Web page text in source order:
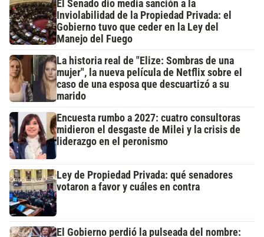
El Senado dio media sanción a la
Inviolabilidad de la Propiedad Privada: el
Gobierno tuvo que ceder en la Ley del
Manejo del Fuego
La historia real de "Elize: Sombras de una
mujer", la nueva película de Netflix sobre el
caso de una esposa que descuartizó a su
marido
Encuesta rumbo a 2027: cuatro consultoras
midieron el desgaste de Milei y la crisis de
liderazgo en el peronismo
Ley de Propiedad Privada: qué senadores
votaron a favor y cuáles en contra
El Gobierno perdió la pulseada del nombre: